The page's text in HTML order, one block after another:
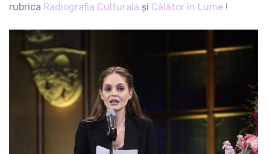
rubrica Radiografia Culturală și Călător în Lume !